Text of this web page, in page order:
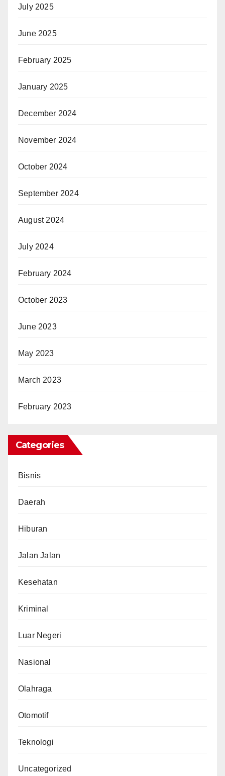
July 2025
June 2025
February 2025
January 2025
December 2024
November 2024
October 2024
September 2024
August 2024
July 2024
February 2024
October 2023
June 2023
May 2023
March 2023
February 2023
Categories
Bisnis
Daerah
Hiburan
Jalan Jalan
Kesehatan
Kriminal
Luar Negeri
Nasional
Olahraga
Otomotif
Teknologi
Uncategorized